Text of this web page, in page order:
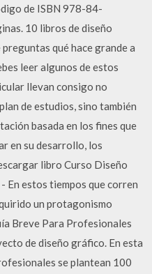
de ISBN 978-84-
10 libros de diseño
qué hace grande a
leer algunos de estos
llevan consigo no
de estudios, sino también
basada en los fines que
en su desarrollo, los
libro Curso Diseño
En estos tiempos que corren
un protagonismo
Breve Para Profesionales
de diseño gráfico. En esta
se plantean 100